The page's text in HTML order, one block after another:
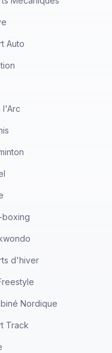
Auto
l'Arc
boxing
d'hiver
Nordique
Track